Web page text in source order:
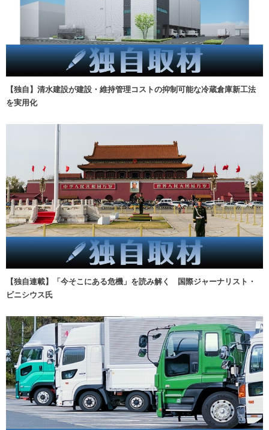
【独自】清水建設が建設・維持管理コストの抑制可能な冷蔵倉庫新工法
を実用化
【独自連載】「今そこにある危機」を読み解く 国際ジャーナリスト・
ビニシウス氏